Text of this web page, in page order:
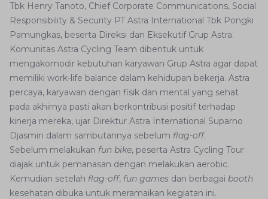
Tbk Henry Tanoto, Chief Corporate Communications, Social
Responsibility & Security PT Astra International Tbk Pongki
Pamungkas, beserta Direksi dan Eksekutif Grup Astra.
Komunitas Astra Cycling Team dibentuk untuk
mengakomodir kebutuhan karyawan Grup Astra agar dapat
memiliki work-life balance dalam kehidupan bekerja. Astra
percaya, karyawan dengan fisik dan mental yang sehat
pada akhirnya pasti akan berkontribusi positif terhadap
kinerja mereka, ujar Direktur Astra International Suparno
Djasmin dalam sambutannya sebelum flag-off.
Sebelum melakukan fun bike, peserta Astra Cycling Tour
diajak untuk pemanasan dengan melakukan aerobic.
Kemudian setelah flag-off, fun games dan berbagai booth
kesehatan dibuka untuk meramaikan kegiatan ini.